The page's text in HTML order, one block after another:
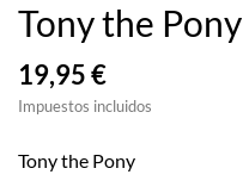
Tony the Pony
19,95 €
Impuestos incluidos
Tony the Pony